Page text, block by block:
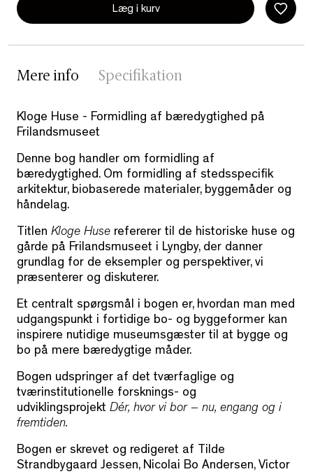
Læg i kurv
Mere info Specifikation
Kloge Huse - Formidling af bæredygtighed på
Frilandsmuseet
Denne bog handler om formidling af
bæredygtighed. Om formidling af stedsspecifik
arkitektur, biobaserede materialer, byggemåder og
håndelag.
Titlen Kloge Huse refererer til de historiske huse og
gårde på Frilandsmuseet i Lyngby, der danner
grundlag for de eksempler og perspektiver, vi
præsenterer og diskuterer.
Et centralt spørgsmål i bogen er, hvordan man med
udgangspunkt i fortidige bo- og byggeformer kan
inspirere nutidige museumsgæster til at bygge og
bo på mere bæredygtige måder.
Bogen udspringer af det tværfaglige og
tværinstitutionelle forsknings- og
udviklingsprojekt Dér, hvor vi bor – nu, engang og i
fremtiden.
Bogen er skrevet og redigeret af Tilde
Strandbygaard Jessen, Nicolai Bo Andersen, Victor